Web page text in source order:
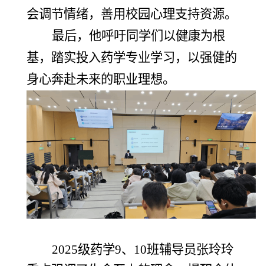
会调节情绪，善用校园心理支持资源。
最后，他呼吁同学们以健康为根
基，踏实投入药学专业学习，以强健的
身心奔赴未来的职业理想。
2025级药学9、10班辅导员张玲玲